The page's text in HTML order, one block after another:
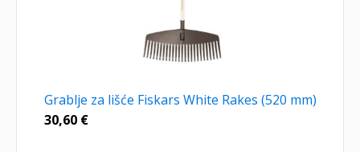
Grablje za lišće Fiskars White Rakes (520 mm)
30,60 €